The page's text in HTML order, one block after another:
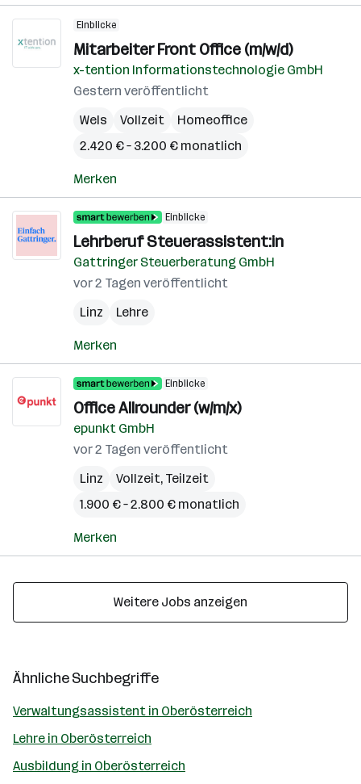
Einblicke
Mitarbeiter Front Office (m/w/d)
x-tention Informationstechnologie GmbH
Gestern veröffentlicht
Wels
Vollzeit
Homeoffice
2.420 € – 3.200 € monatlich
Merken
Einblicke
Lehrberuf Steuerassistent:in
Gattringer Steuerberatung GmbH
vor 2 Tagen veröffentlicht
Linz
Lehre
Merken
Einblicke
Office Allrounder (w/m/x)
epunkt GmbH
vor 2 Tagen veröffentlicht
Linz
Vollzeit, Teilzeit
1.900 € – 2.800 € monatlich
Merken
Weitere Jobs anzeigen
Ähnliche Suchbegriffe
Verwaltungsassistent in Oberösterreich
Lehre in Oberösterreich
Ausbildung in Oberösterreich